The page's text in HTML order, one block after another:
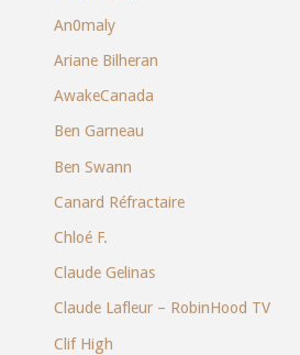
An0maly
Ariane Bilheran
AwakeCanada
Ben Garneau
Ben Swann
Canard Réfractaire
Chloé F.
Claude Gelinas
Claude Lafleur – RobinHood TV
Clif High